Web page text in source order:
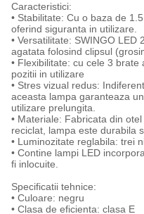
Caracteristici:
• Stabilitate: Cu o baza de
oferind siguranta in utilizare.
• Versatilitate: SWINGO
agatata folosind clipsul
• Flexibilitate: cu cele 3
pozitii in utilizare
• Stres vizual redus:
aceasta lampa garanteaza
utilizare prelungita.
• Materiale: Fabricata din
reciclat, lampa este durabila
• Luminozitate reglabila: trei
• Contine lampi LED
fi inlocuite.
Specificatii tehnice:
• Culoare: negru
• Clasa de eficienta: clasa E